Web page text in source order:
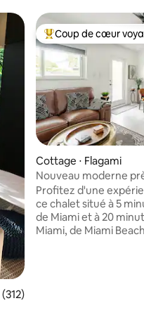
moyenne sur la base de
Coups de cœur
Coup de cœur
Cottage ⋅ Flagami
Nouveau moderne
confortable très
Profitez d'une
ce chalet situé à 5
de Miami et à 20
Miami, de Miami